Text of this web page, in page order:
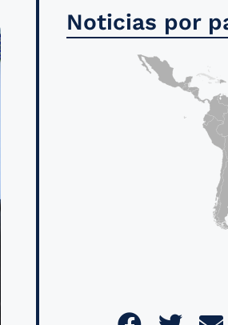
Noticias por